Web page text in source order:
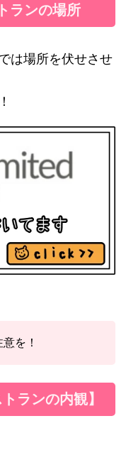
ランの場所
は場所を伏せさせ
を！
ランの内観】